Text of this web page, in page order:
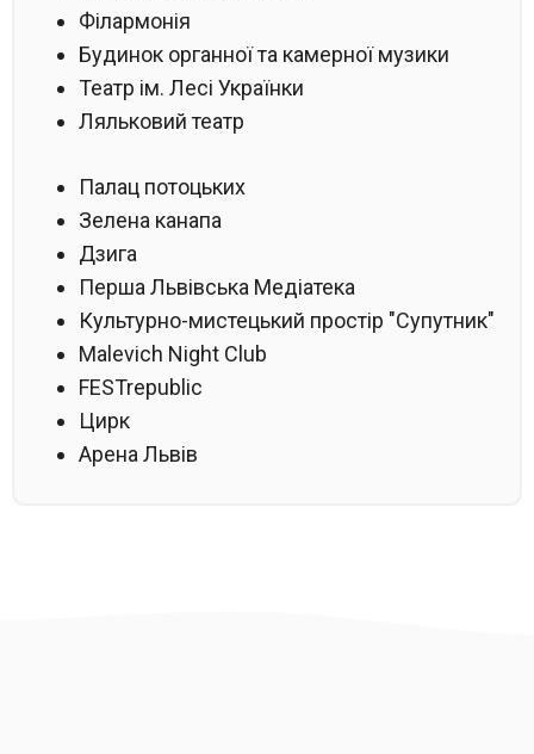
Філармонія
Будинок органної та камерної музики
Театр ім. Лесі Українки
Ляльковий театр
Палац потоцьких
Зелена канапа
Дзига
Перша Львівська Медіатека
Культурно-мистецький простір "Супутник"
Malevich Night Club
FESTrepublic
Цирк
Арена Львів